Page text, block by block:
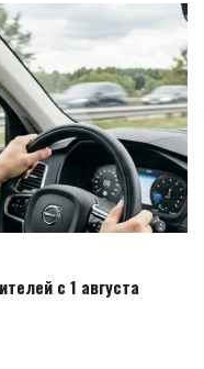
с 1 августа